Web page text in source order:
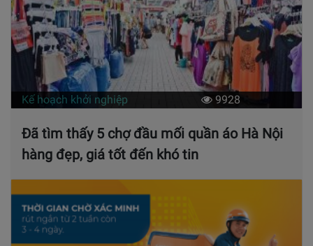
Kế hoạch khởi nghiệp 9928
Đã tìm thấy 5 chợ đầu mối quần áo Hà Nội
hàng đẹp, giá tốt đến khó tin